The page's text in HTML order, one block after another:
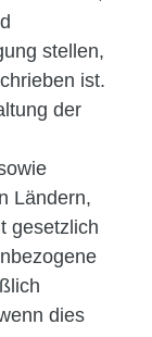
stellen,
ist.
der
Ländern,
gesetzlich
dies